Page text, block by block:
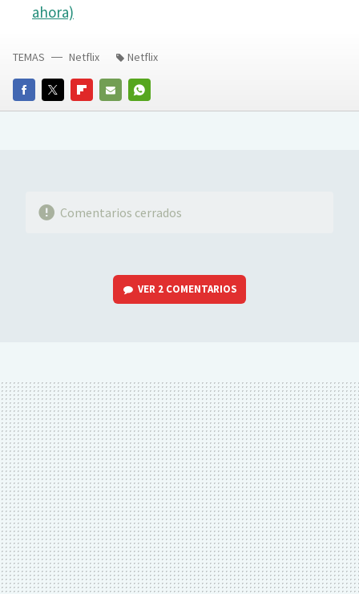
ahora)
FACEBOOKTWITTERFLIPBOARD
E-
WHATSAPP
TEMAS Netflix Netflix
Comentarios cerrados
VER 2 COMENTARIOS